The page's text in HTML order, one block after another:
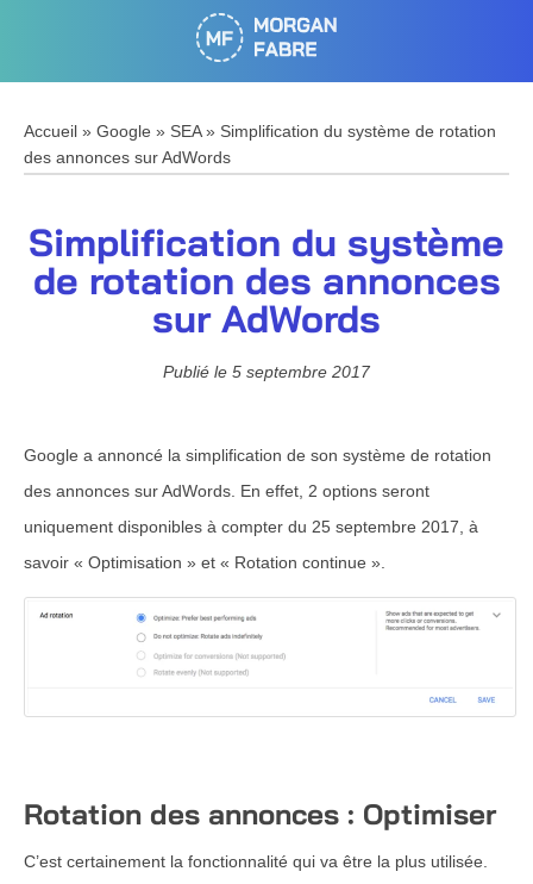
Accueil » Google » SEA» Simplification du système de rotation
des annonces sur AdWords
Simplification du système
de rotation des annonces
sur AdWords
Publié le 5 septembre 2017
Google a annoncé la simplification de son système de rotation
des annonces sur AdWords. En effet, 2 options seront
uniquement disponibles à compter du 25 septembre 2017, à
savoir « Optimisation » et « Rotation continue ».
Rotation des annonces : Optimiser
C’est certainement la fonctionnalité qui va être la plus utilisée.